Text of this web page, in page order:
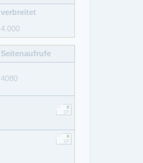
verbreitet
4.000
Seitenaufrufe
4080